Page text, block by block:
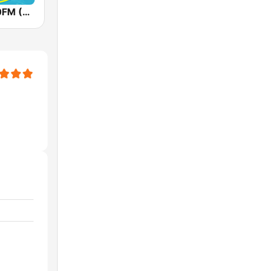
Radios 100FM (רדיוס)